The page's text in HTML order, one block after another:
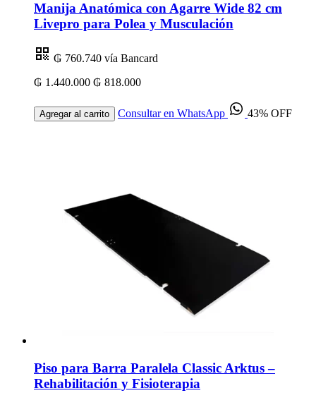
Manija Anatómica con Agarre Wide 82 cm
Livepro para Polea y Musculación
₲ 760.740 vía Bancard
₲ 1.440.000 ₲ 818.000
Agregar al carrito Consultar en WhatsApp 43% OFF
Piso para Barra Paralela Classic Arktus –
Rehabilitación y Fisioterapia